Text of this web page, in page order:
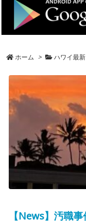
ホーム > ハワイ最
【News】汚職